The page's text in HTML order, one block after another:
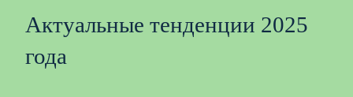
Актуальные тенденции 2025
года